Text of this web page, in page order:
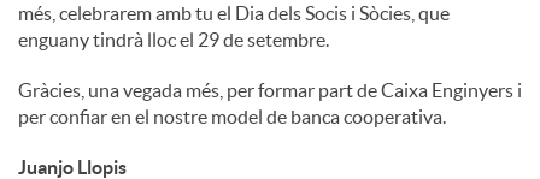
més, celebrarem amb tu el Dia dels Socis i Sòcies, que
enguany tindrà lloc el 29 de setembre.
Gràcies, una vegada més, per formar part de Caixa Enginyers i
per confiar en el nostre model de banca cooperativa.
Juanjo Llopis